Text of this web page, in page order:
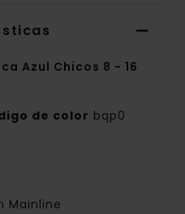
Azul Chicos 8 - 16
de color bqp0
Mainline